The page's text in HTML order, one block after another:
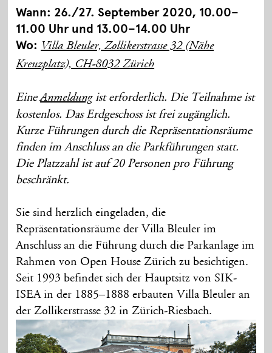
Wann: 26./27. September 2020, 10.00–
11.00 Uhr und 13.00–14.00 Uhr
Wo: Villa Bleuler, Zollikerstrasse 32 (Nähe
Kreuzplatz), CH-8032 Zürich
EineAnmeldungist erforderlich. Die Teilnahme ist
kostenlos. Das Erdgeschoss ist frei zugänglich.
Kurze Führungen durch die Repräsentationsräume
finden im Anschluss an die Parkführungen statt.
Die Platzzahl ist auf 20 Personen pro Führung
beschränkt.
Sie sind herzlich eingeladen, die
Repräsentationsräume der Villa Bleuler im
Anschluss an die Führung durch die Parkanlage im
Rahmen von Open House Zürich zu besichtigen.
Seit 1993 befindet sich der Hauptsitz von SIK-
ISEA in der 1885–1888 erbauten Villa Bleuler an
der Zollikerstrasse 32 in Zürich-Riesbach.